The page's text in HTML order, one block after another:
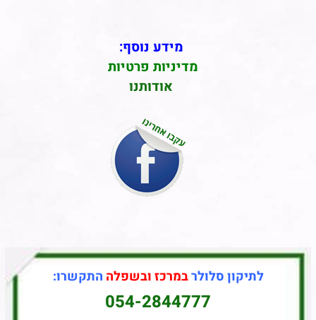
מידע נוסף:
מדיניות פרטיות
אודותנו
לתיקון סלולרבמרכז ובשפלה התקשרו:
054-2844777